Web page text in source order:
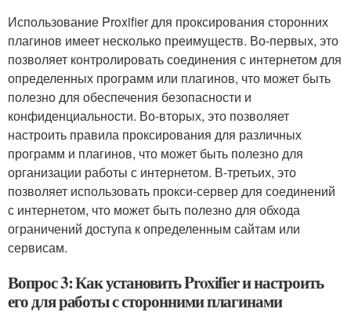
Использование Proxifier для проксирования сторонних
плагинов имеет несколько преимуществ. Во-первых, это
позволяет контролировать соединения с интернетом для
определенных программ или плагинов, что может быть
полезно для обеспечения безопасности и
конфиденциальности. Во-вторых, это позволяет
настроить правила проксирования для различных
программ и плагинов, что может быть полезно для
организации работы с интернетом. В-третьих, это
позволяет использовать прокси-сервер для соединений
с интернетом, что может быть полезно для обхода
ограничений доступа к определенным сайтам или
сервисам.
Вопрос 3: Как установить Proxifier и настроить
его для работы с сторонними плагинами